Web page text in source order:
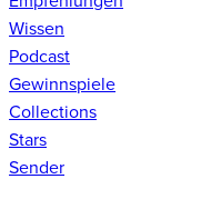
Wissen
Podcast
Gewinnspiele
Collections
Stars
Sender